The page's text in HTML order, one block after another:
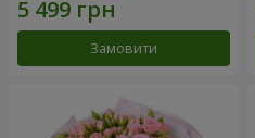
Замовити